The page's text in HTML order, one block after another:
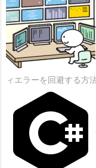
ィエラーを回避する方